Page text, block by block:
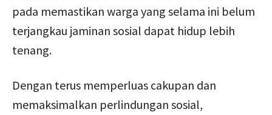
pada memastikan warga yang selama ini belum
terjangkau jaminan sosial dapat hidup lebih
tenang.
Dengan terus memperluas cakupan dan
memaksimalkan perlindungan sosial,